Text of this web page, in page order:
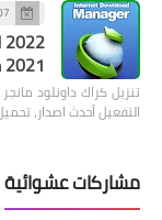
07
2021 مدى الحياة
التفعيل أحدث اصدار،
مشاركات عشوائية